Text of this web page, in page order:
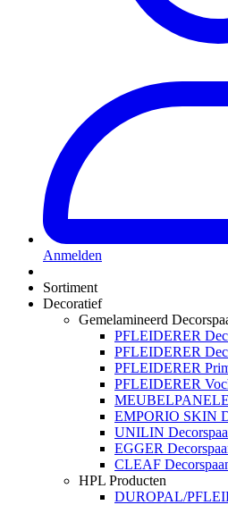
Anmelden
Sortiment
Decoratief
Gemelamineerd
PFLEIDERER
PFLEIDERER
PFLEIDERER
PFLEIDERER
EMPORIO SKIN
UNILIN
EGGER
CLEAF
HPL Producten
DUROPAL/